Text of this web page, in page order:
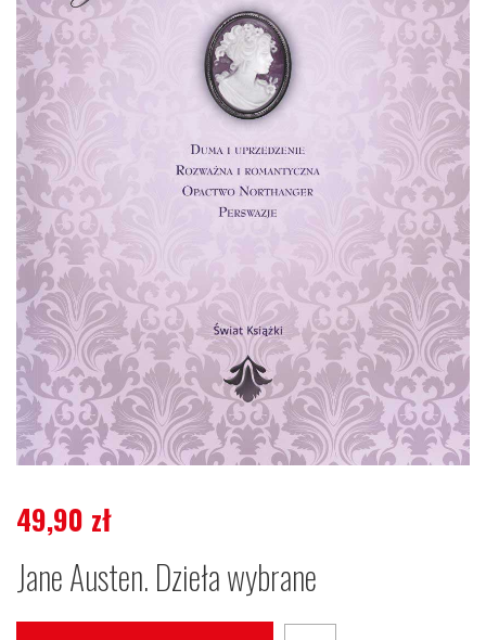
49,90 zł
Jane Austen. Dzieła wybrane